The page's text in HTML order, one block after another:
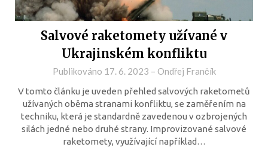
Salvové raketomety užívané v
Ukrajinském konfliktu
Publikováno 17. 6. 2023 – Ondřej Frančík
V tomto článku je uveden přehled salvových raketometů
užívaných oběma stranami konfliktu, se zaměřením na
techniku, která je standardně zavedenou v ozbrojených
silách jedné nebo druhé strany. Improvizované salvové
raketomety, využívající například…